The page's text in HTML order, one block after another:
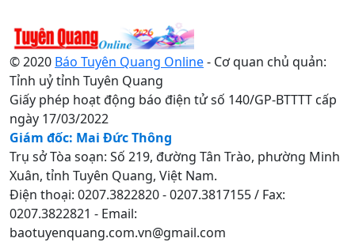
© 2020 Báo Tuyên Quang Online- Cơ quan chủ quản:
Tỉnh uỷ tỉnh Tuyên Quang
Giấy phép hoạt động báo điện tử số 140/GP-BTTTT cấp
ngày 17/03/2022
Giám đốc: Mai Đức Thông
Trụ sở Tòa soạn: Số 219, đường Tân Trào, phường Minh
Xuân, tỉnh Tuyên Quang, Việt Nam.
Điện thoại: 0207.3822820 - 0207.3817155 / Fax:
0207.3822821 - Email:
baotuyenquang.com.vn@gmail.com